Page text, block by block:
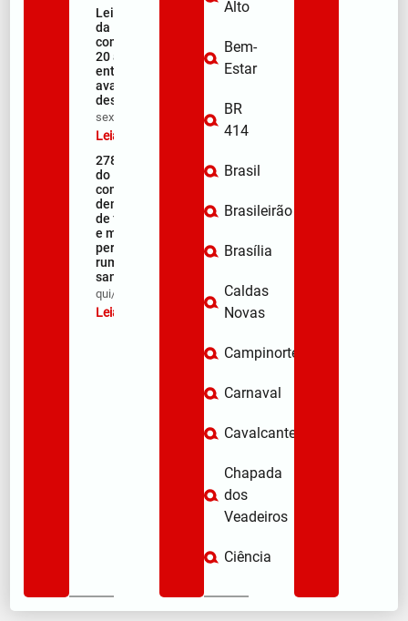
Lei Maria
da Penha
completa
20 anos
entre
avanços e
desafios
sex/08/2026
Leia mais »
278ª Romaria
do Muquém
começa com
demonstração
de fé, emoção
e milhares de
peregrinos
rumo ao
santuário
qui/08/2026
Leia mais »
Alto
Bem-
Estar
BR
414
Brasil
Brasileirão
Brasília
Caldas
Novas
Campinorte
Carnaval
Cavalcante
Chapada
dos
Veadeiros
Ciência